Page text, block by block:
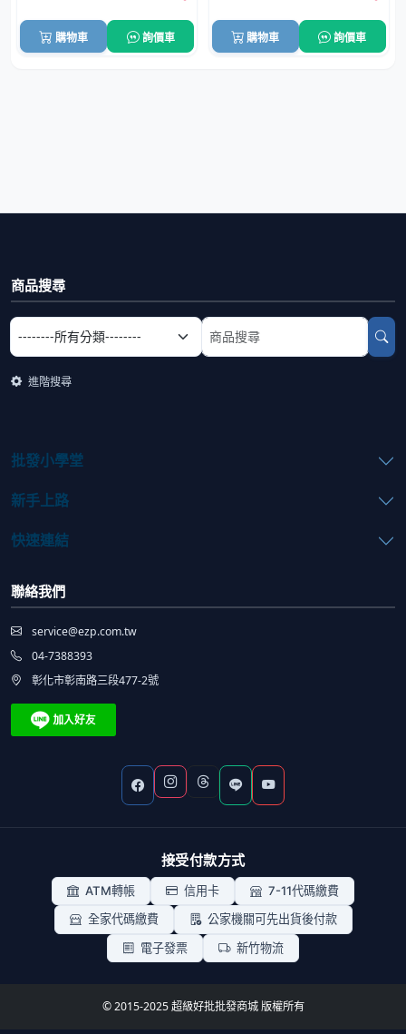
購物車 詢價車 購物車 詢價車
商品搜尋
選擇商品分類
搜尋商品關鍵字
進階搜尋
批發小學堂
新手上路
快速連結
聯絡我們
service@ezp.com.tw
04-7388393
彰化市彰南路三段477-2號
接受付款方式
ATM轉帳 信用卡
7-11代碼繳費
全家代碼繳費
公家機關可先出貨後付款
電子發票
新竹物流
© 2015-2025 超級好批批發商城 版權所有